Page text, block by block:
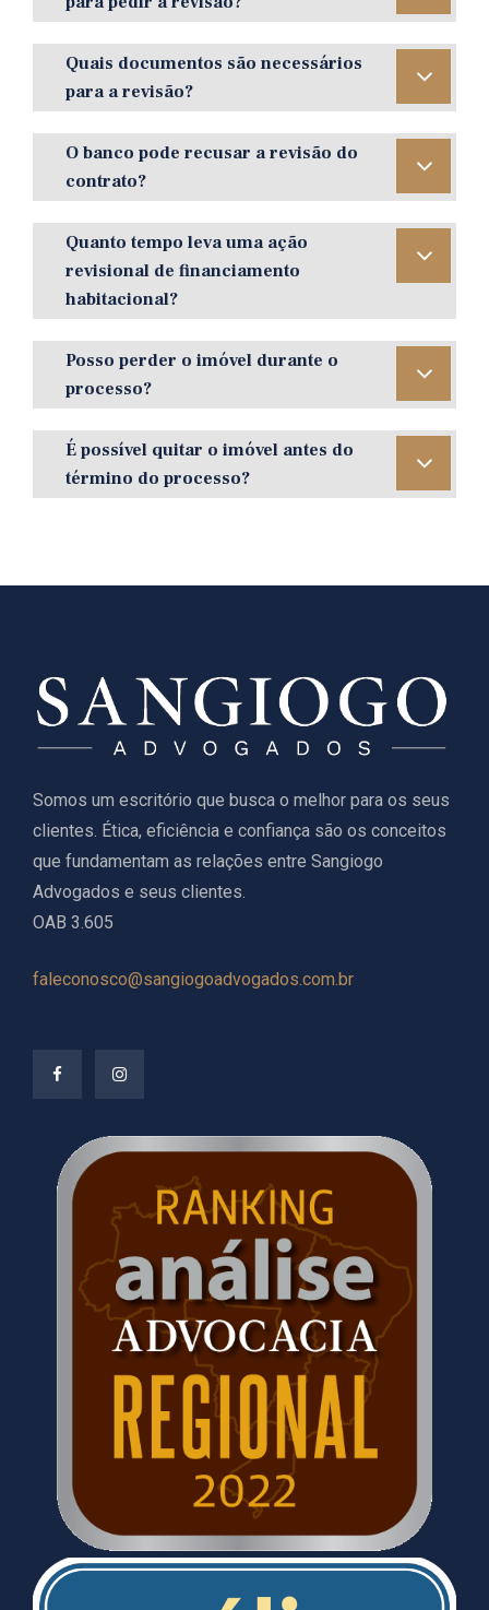
Quais documentos são necessários
para a revisão?
O banco pode recusar a revisão do
contrato?
Quanto tempo leva uma ação
revisional de financiamento
habitacional?
Posso perder o imóvel durante o
processo?
É possível quitar o imóvel antes do
término do processo?
Somos um escritório que busca o melhor para os seus
clientes. Ética, eficiência e confiança são os conceitos
que fundamentam as relações entre Sangiogo
Advogados e seus clientes.
OAB 3.605
faleconosco@sangiogoadvogados.com.br